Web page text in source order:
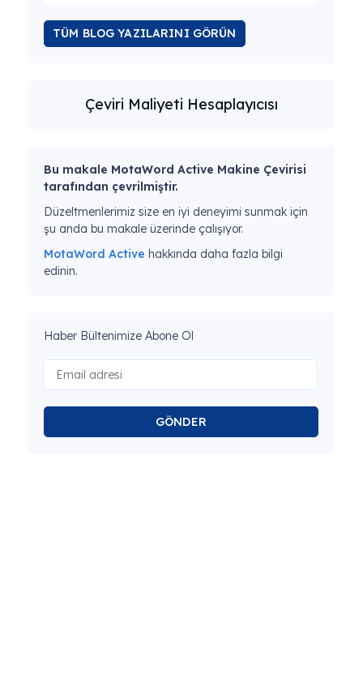
TÜM BLOG YAZILARINI GÖRÜN
Çeviri Maliyeti Hesaplayıcısı
Bu makale MotaWord Active Makine Çevirisi
tarafından çevrilmiştir.
Düzeltmenlerimiz size en iyi deneyimi sunmak için
şu anda bu makale üzerinde çalışıyor.
MotaWord Active hakkında daha fazla bilgi
edinin.
Haber Bültenimize Abone Ol
GÖNDER